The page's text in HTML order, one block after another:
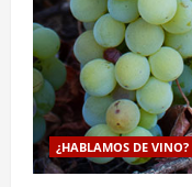
¿HABLAMOS DE VINO?